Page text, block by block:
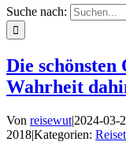
Suche nach:
Die
Wahrheit
Von reisewut|2024-03-
2018|Kategorien: